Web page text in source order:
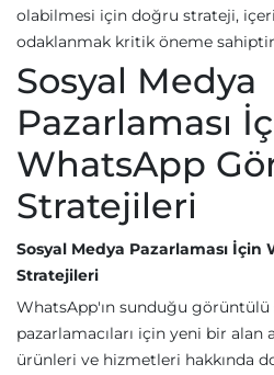
olabilmesi için doğru strateji,
odaklanmak kritik öneme
Sosyal Medya
Pazarlaması
WhatsApp
Stratejileri
Sosyal Medya Pazarlaması
Stratejileri
WhatsApp'ın sunduğu
pazarlamacıları için yeni bir alan
ürünleri ve hizmetleri hakkında